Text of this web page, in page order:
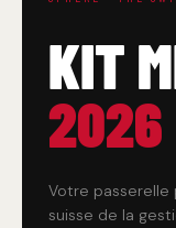
KIT
2026
Votre passerelle
suisse de la